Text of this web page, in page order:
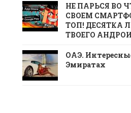
НЕ ПАРЬСЯ ВО
СВОЕМ
ТОП! ДЕСЯТКА
ТВОЕГО
ОАЭ.
Эмиратах